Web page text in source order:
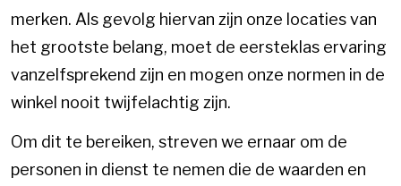
merken. Als gevolg hiervan zijn onze locaties van
het grootste belang, moet de eersteklas ervaring
vanzelfsprekend zijn en mogen onze normen in de
winkel nooit twijfelachtig zijn.
Om dit te bereiken, streven we ernaar om de
personen in dienst te nemen die de waarden en